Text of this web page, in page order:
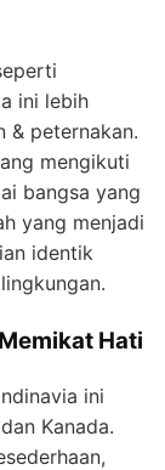
ini lebih
& peternakan.
mengikuti
bangsa yang
yang menjadi
identik
Hati
ini
Kanada.